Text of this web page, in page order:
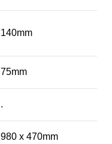
140mm
75mm
.
980 x 470mm